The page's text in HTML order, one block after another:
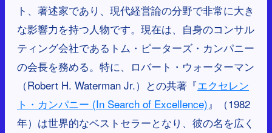
ト、著述家であり、現代経営論の分野で非常に大き
な影響力を持つ人物です。現在は、自身のコンサル
ティング会社であるトム・ピーターズ・カンパニー
の会長を務める。特に、ロバート・ウォーターマン
（Robert H. Waterman Jr.）との共著『エクセレン
ト・カンパニー (In Search of Excellence)』（1982
年）は世界的なベストセラーとなり、彼の名を広く